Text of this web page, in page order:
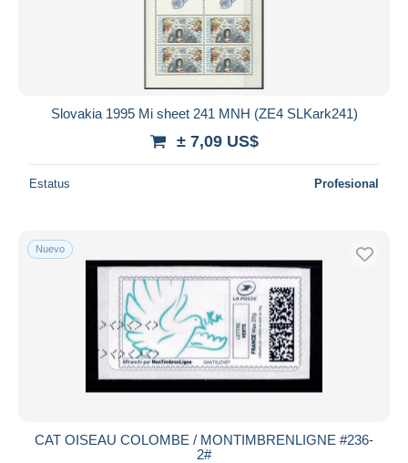
Slovakia 1995 Mi sheet 241 MNH (ZE4 SLKark241)
± 7,09 US$
Estatus Profesional
Nuevo
CAT OISEAU COLOMBE / MONTIMBRENLIGNE #236-
2#